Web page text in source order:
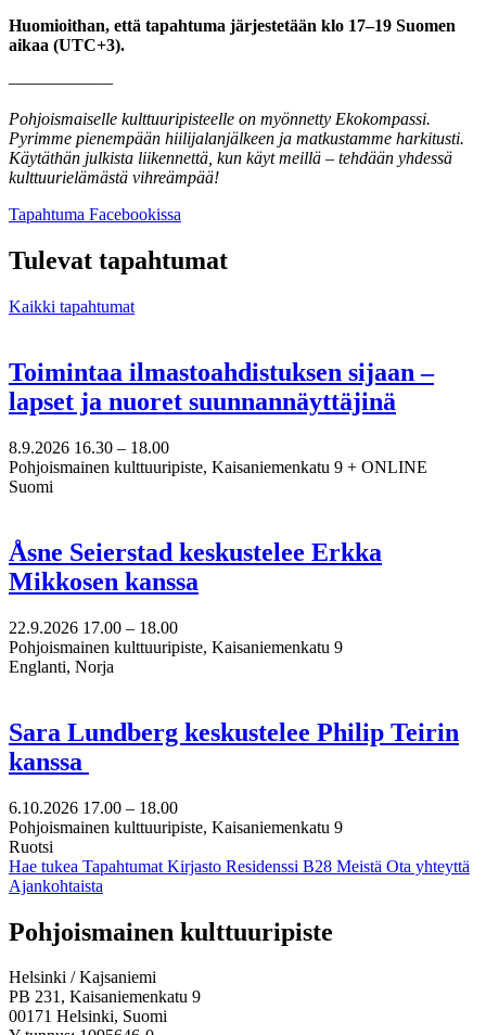
Huomioithan, että tapahtuma järjestetään klo 17–19 Suomen
aikaa (UTC+3).
––––––––––––
Pohjoismaiselle kulttuuripisteelle on myönnetty Ekokompassi.
Pyrimme pienempään hiilijalanjälkeen ja matkustamme harkitusti.
Käytäthän julkista liikennettä, kun käyt meillä – tehdään yhdessä
kulttuurielämästä vihreämpää!
Tapahtuma Facebookissa
välilehteen
Tulevat tapahtumat
Kaikki tapahtumat
Toimintaa ilmastoahdistuksen sijaan –
lapset ja nuoret suunnannäyttäjinä
8.9.2026 16.30 – 18.00
Pohjoismainen kulttuuripiste, Kaisaniemenkatu 9 + ONLINE
Suomi
Åsne Seierstad keskustelee Erkka
Mikkosen kanssa
22.9.2026 17.00 – 18.00
Pohjoismainen kulttuuripiste, Kaisaniemenkatu 9
Englanti, Norja
Sara Lundberg keskustelee Philip Teirin
kanssa
6.10.2026 17.00 – 18.00
Pohjoismainen kulttuuripiste, Kaisaniemenkatu 9
Ruotsi
Hae tukea Tapahtumat Kirjasto Residenssi B28 Meistä Ota yhteyttä
Ajankohtaista
Facebook:
Avataan
välilehteen
Instagram:
Avataan
välilehteen
TikTok:
Avataan
välilehteen
Youtube:
Avataan
välilehteen
Vimeo:
Avataan
välilehteen
Pohjoismainen kulttuuripiste
Helsinki / Kajsaniemi
PB 231, Kaisaniemenkatu 9
00171 Helsinki, Suomi